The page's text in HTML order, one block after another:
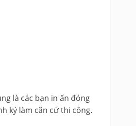
là các bạn in ấn đóng
ký làm căn cứ thi công.